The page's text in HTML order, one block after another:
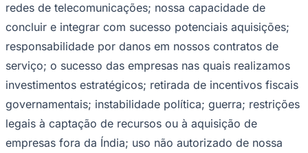
redes de telecomunicações; nossa capacidade de
concluir e integrar com sucesso potenciais aquisições;
responsabilidade por danos em nossos contratos de
serviço; o sucesso das empresas nas quais realizamos
investimentos estratégicos; retirada de incentivos fiscais
governamentais; instabilidade política; guerra; restrições
legais à captação de recursos ou à aquisição de
empresas fora da Índia; uso não autorizado de nossa